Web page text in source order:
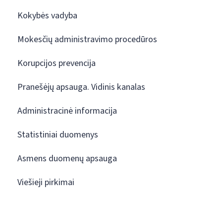
Kokybės vadyba
Mokesčių administravimo procedūros
Korupcijos prevencija
Pranešėjų apsauga. Vidinis kanalas
Administracinė informacija
Statistiniai duomenys
Asmens duomenų apsauga
Viešieji pirkimai